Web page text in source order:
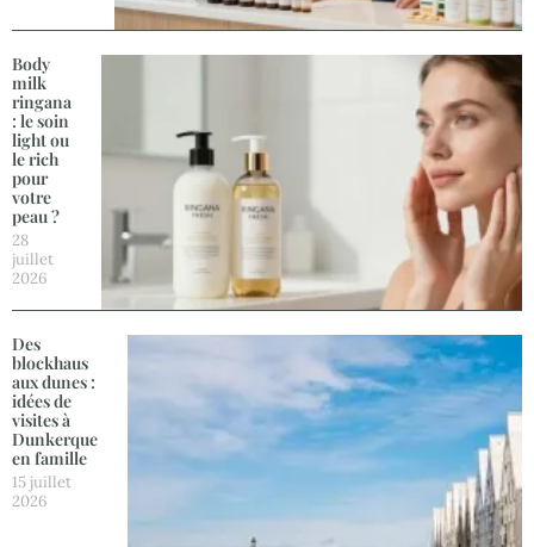
Body
milk
ringana
: le soin
light ou
le rich
pour
votre
peau ?
28
juillet
2026
Des
blockhaus
aux dunes :
idées de
visites à
Dunkerque
en famille
15 juillet
2026